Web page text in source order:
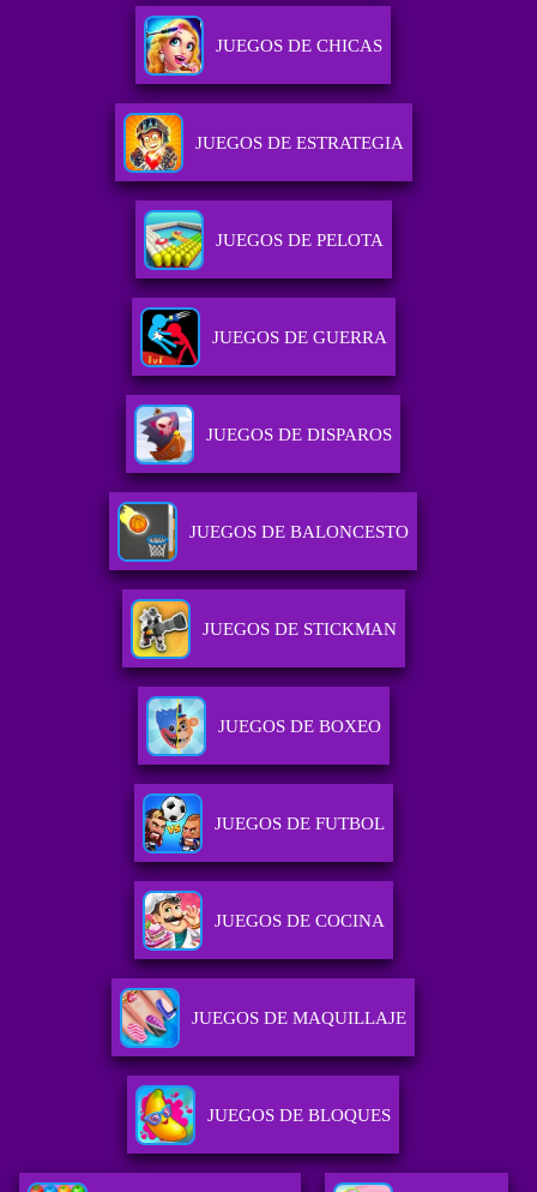
JUEGOS DE CHICAS
JUEGOS DE ESTRATEGIA
JUEGOS DE PELOTA
JUEGOS DE GUERRA
JUEGOS DE DISPAROS
JUEGOS DE BALONCESTO
JUEGOS DE STICKMAN
JUEGOS DE BOXEO
JUEGOS DE FUTBOL
JUEGOS DE COCINA
JUEGOS DE MAQUILLAJE
JUEGOS DE BLOQUES